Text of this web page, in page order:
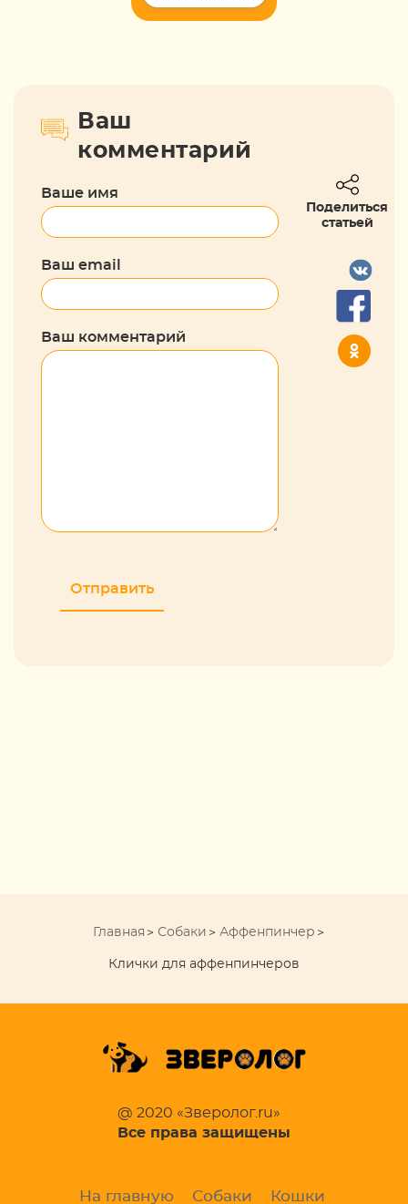
Ваш
комментарий
Ваше имя
Ваш email
Ваш комментарий
Поделиться
статьей
Главная Собаки Аффенпинчер
Клички для аффенпинчеров
@ 2020 «Зверолог.ru»
Все права защищены
На главную Собаки Кошки